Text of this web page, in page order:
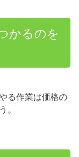
かるのを
る作業は価格の
。